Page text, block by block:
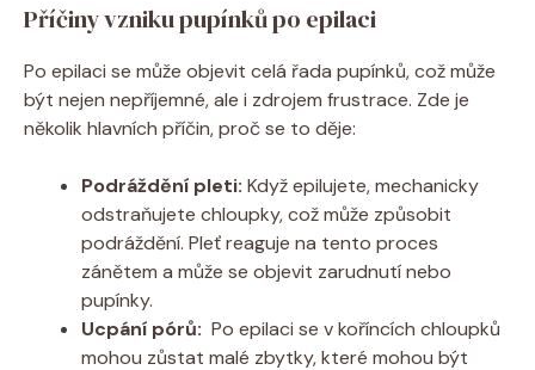
Příčiny vzniku pupínků po‌ epilaci
Po⁤ epilaci se může ‍objevit celá řada pupínků, ⁣což může
být nejen nepříjemné, ale i​ zdrojem frustrace. Zde je
několik hlavních příčin, proč se to děje:
Podráždění pleti: Když⁢ epilujete, mechanicky
odstraňujete chloupky, což může způsobit
podráždění. ‍Pleť ⁢reaguje na tento proces
zánětem a může se objevit zarudnutí ​nebo⁣
pupínky.
Ucpání‌ pórů: ⁣ Po epilaci⁢ se v koříncích chloupků​
mohou ‌zůstat ​malé zbytky, které‍ mohou být